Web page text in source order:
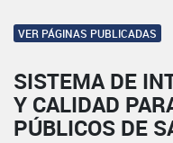
VER PÁGINAS PUBLICADAS
SISTEMA DE
Y CALIDAD
PÚBLICOS DE